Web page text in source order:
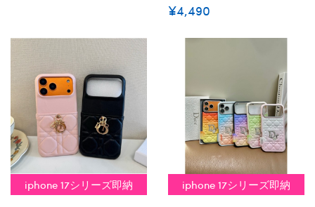
¥4,490
iphone 17シリーズ即納 iphone 17シリーズ即納